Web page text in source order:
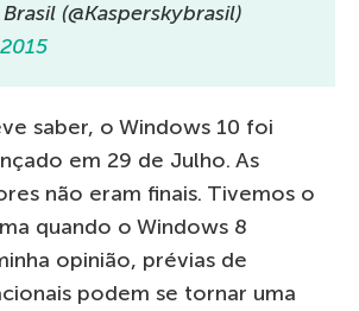
(@Kasperskybrasil)
saber, o Windows 10 foi
em 29 de Julho. As
não eram finais. Tivemos o
quando o Windows 8
opinião, prévias de
podem se tornar uma